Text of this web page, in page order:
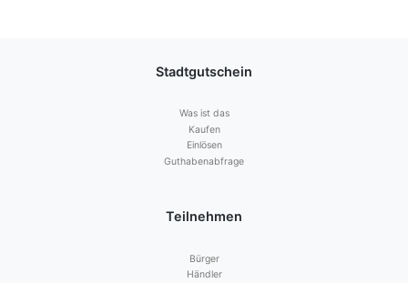
Stadtgutschein
Was ist das
Kaufen
Einlösen
Guthabenabfrage
Teilnehmen
Bürger
Händler